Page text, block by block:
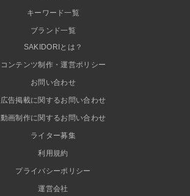
キーワード一覧
ブランド一覧
SAKIDORIとは？
コンテンツ制作・運営ポリシー
お問い合わせ
広告掲載に関するお問い合わせ
動画制作に関するお問い合わせ
ライター募集
利用規約
プライバシーポリシー
運営会社